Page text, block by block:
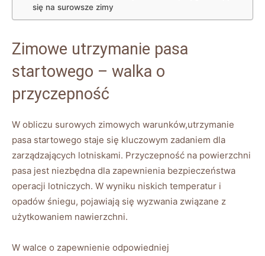
‌się na ⁤surowsze zimy
Zimowe utrzymanie ⁤pasa
startowego – walka o
przyczepność
W obliczu surowych zimowych ⁣warunków,utrzymanie
pasa⁢ startowego staje się kluczowym zadaniem dla
‌zarządzających lotniskami. Przyczepność ⁢na powierzchni
pasa jest niezbędna dla ‌zapewnienia bezpieczeństwa
operacji lotniczych.‌ W wyniku​ niskich temperatur i
opadów ⁤śniegu, pojawiają się wyzwania związane ‍z
użytkowaniem ‌nawierzchni.
W walce o ‌zapewnienie​ odpowiedniej